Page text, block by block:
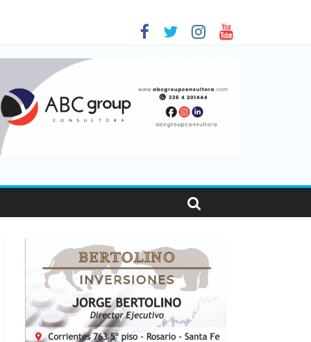
viajaron por el país, un 5,9% más que en 2025